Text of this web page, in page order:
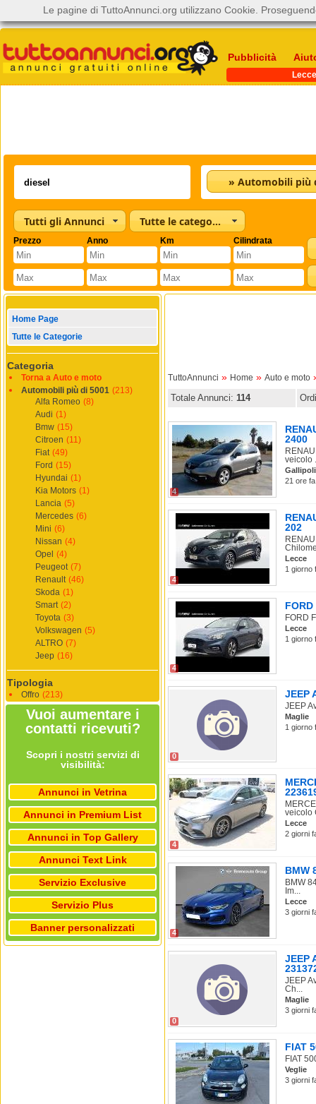
Pubblicità
Lecce
Tutti gli Annunci Tutte le categorie
Prezzo Anno Km Cilindrata
Home Page
Tutte le Categorie
Categoria
Torna a Auto e moto
Automobili più di 5001 (213)
Alfa Romeo (8)
Audi (1)
Bmw (15)
Citroen (11)
Fiat (49)
Ford (15)
Hyundai (1)
Kia Motors (1)
Lancia (5)
Mercedes (6)
Mini (6)
Nissan (4)
Opel (4)
Peugeot (7)
Renault (46)
Skoda (1)
Smart (2)
Toyota (3)
Volkswagen (5)
ALTRO (7)
Jeep (16)
Tipologia
Offro (213)
Vuoi aumentare i
contatti ricevuti?
Scopri i nostri servizi di
visibilità:
Annunci in Vetrina
Annunci in Premium List
Annunci in Top Gallery
Annunci Text Link
Servizio Exclusive
Servizio Plus
Banner personalizzati
TuttoAnnunci » Home » Auto e moto
Totale Annunci: 114
4
2400
veicolo
Gallipoli
21 ore
4
202
Lecce
1 giorno
4
FORD
Lecce
1 giorno
0
JEEP
JEEP
Maglie
1 giorno
4
veicolo
Lecce
2 giorni
4
BMW
BMW
Im...
Lecce
3 giorni
0
JEEP
JEEP
Ch...
Maglie
3 giorni
FIAT
FIAT
Veglie
3 giorni
Le pagine di TuttoAnnunci.org utilizzano Cookie.